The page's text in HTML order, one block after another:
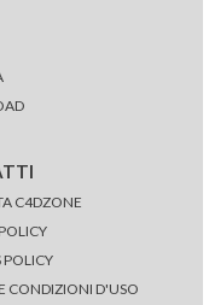
C4DZONE
POLICY
CONDIZIONI D'USO